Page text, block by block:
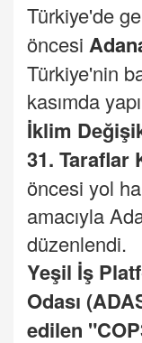
Türkiye'de
öncesi
Türkiye'nin
kasımda
İklim
31. Taraflar
öncesi yol
amacıyla
düzenlendi.
Yeşil İş
Odası
edilen